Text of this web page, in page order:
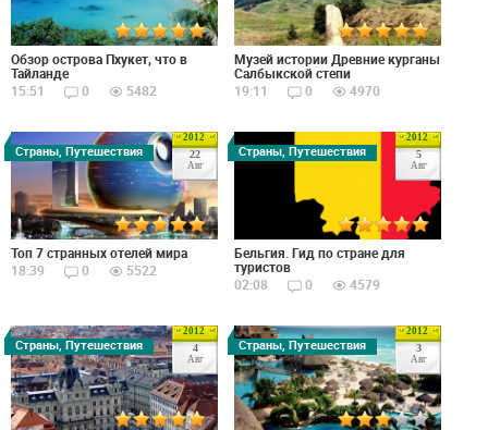
Обзор острова Пхукет, что в
Тайланде
15:51
0 5482
Музей истории Древние курганы
Салбыкской степи
19:11
0 4970
2012
22
Авг
Страны, Путешествия
Топ 7 странных отелей мира
18:39
0 5522
2012
5
Авг
Страны, Путешествия
Бельгия. Гид по стране для
туристов
02:08
0 4579
2012
4
Авг
Страны, Путешествия
2012
3
Авг
Страны, Путешествия